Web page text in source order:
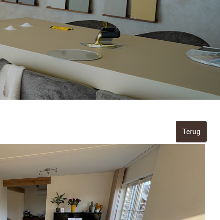
Terug